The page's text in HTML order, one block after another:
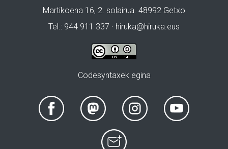
Martikoena 16, 2. solairua. 48992 Getxo
Tel.: 944 911 337 · hiruka@hiruka.eus
Codesyntaxek egina